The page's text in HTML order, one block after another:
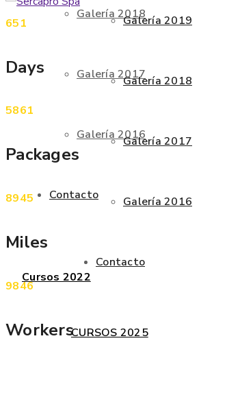
Galería 2018
Galería 2017
Galería 2016
Contacto
Cursos 2022
Galería 2019
Galería 2018
Galería 2017
Galería 2016
Contacto
CURSOS 2025
651
Days
5861
Packages
8945
Miles
9846
Workers